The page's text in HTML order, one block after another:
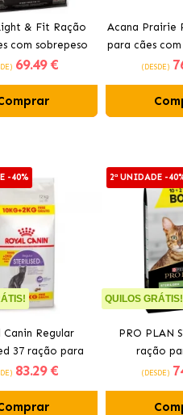
& Fit Ração
com sobrepeso
frango fresco
69.49 €
Acana Prairie
para cães
(DESDE)
-40%
Canin Regular
37 ração para
esterilizado
83.29 €
2ª UNIDADE -
QUILOS GRÁTIS!
PRO PLAN
ração
esterilizados
(DESDE)